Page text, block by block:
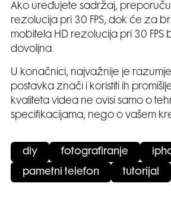
Ako uređujete sadržaj,
rezolucija pri 30 FPS, dok će za
mobitela HD rezolucija pri 30 FPS
dovoljna.
U konačnici, najvažnije je
postavka znači i koristiti ih
kvaliteta videa ne ovisi samo o
specifikacijama, nego o vašem
diy fotografiranje
pametni telefon tutorijal